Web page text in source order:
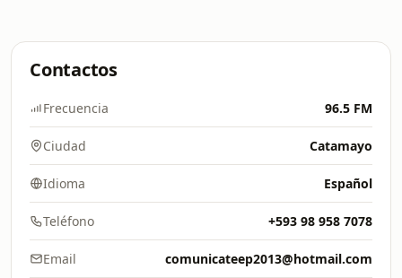
Contactos
Frecuencia 96.5 FM
Ciudad Catamayo
Idioma Español
Teléfono +593 98 958 7078
Email comunicateep2013@hotmail.com